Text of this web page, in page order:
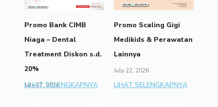
Promo Bank CIMB
Niaga – Dental
Treatment Diskon s.d.
20%
July 27, 2026
LIHAT SELENGKAPNYA
Promo Scaling Gigi
Medikids & Perawatan
Lainnya
July 22, 2026
LIHAT SELENGKAPNYA